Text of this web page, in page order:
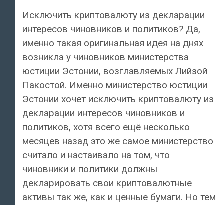
Исключить криптовалюту из декларации
интересов чиновников и политиков? Да,
именно такая оригинальная идея на днях
возникла у чиновников министерства
юстиции Эстонии, возглавляемых Лийзой
Пакостой. Именно министерство юстиции
Эстонии хочет исключить криптовалюту из
декларации интересов чиновников и
политиков, хотя всего ещё несколько
месяцев назад это же самое министерство
считало и настаивало на том, что
чиновники и политики должны
декларировать свои криптовалютные
активы так же, как и ценные бумаги. Но тем